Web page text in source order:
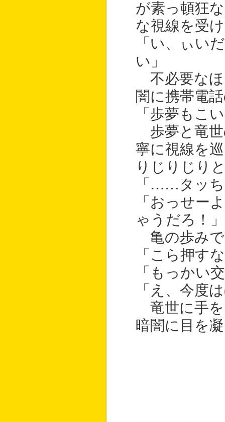
が素っ頓狂
な視線を受
「い、ぃい
い」
不必要なほ
闇に携帯電
「歩夢もこ
歩夢と竜世
寧に視線を
りじりじり
「……タッ
「おっせー
ゃうだろ！」
亀の歩みで
「こら押す
「もっかい
「え、今度
竜世に手を
暗闇に目を